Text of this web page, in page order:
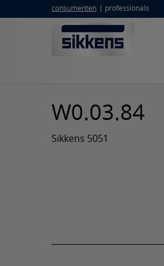
consumenten professionals
W0.03.84
Sikkens 5051